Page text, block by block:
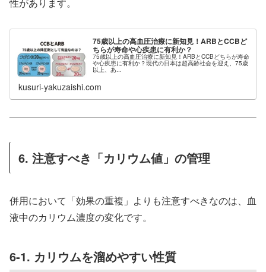
性があります。
75歳以上の高血圧治療に新知見！ARBとCCBど
ちらが寿命や心疾患に有利か？
75歳以上の高血圧治療に新知見！ARBとCCBどちらが寿命
や心疾患に有利か？現代の日本は超高齢社会を迎え、75歳
以上、あ...
kusuri-yakuzaishi.com
6. 注意すべき「カリウム値」の管理
併用において「効果の重複」よりも注意すべきなのは、血
液中のカリウム濃度の変化です。
6-1. カリウムを溜めやすい性質